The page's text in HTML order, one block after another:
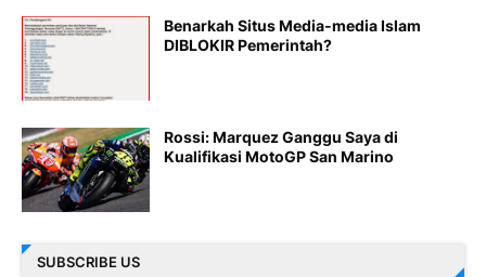
Benarkah Situs Media-media Islam
DIBLOKIR Pemerintah?
Rossi: Marquez Ganggu Saya di
Kualifikasi MotoGP San Marino
SUBSCRIBE US